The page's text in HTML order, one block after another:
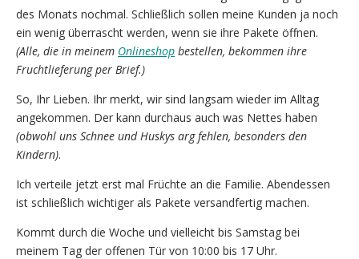
des Monats nochmal. Schließlich sollen meine Kunden ja noch
ein wenig überrascht werden, wenn sie ihre Pakete öffnen.
(Alle, die in meinem Onlineshop bestellen, bekommen ihre
Fruchtlieferung per Brief.)
So, Ihr Lieben. Ihr merkt, wir sind langsam wieder im Alltag
angekommen. Der kann durchaus auch was Nettes haben
(obwohl uns Schnee und Huskys arg fehlen, besonders den
Kindern).
Ich verteile jetzt erst mal Früchte an die Familie. Abendessen
ist schließlich wichtiger als Pakete versandfertig machen.
Kommt durch die Woche und vielleicht bis Samstag bei
meinem Tag der offenen Tür von 10:00 bis 17 Uhr.